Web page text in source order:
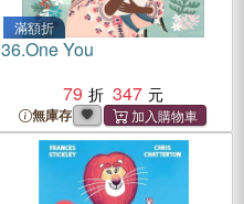
滿額折
36.One You
79
347
無庫存